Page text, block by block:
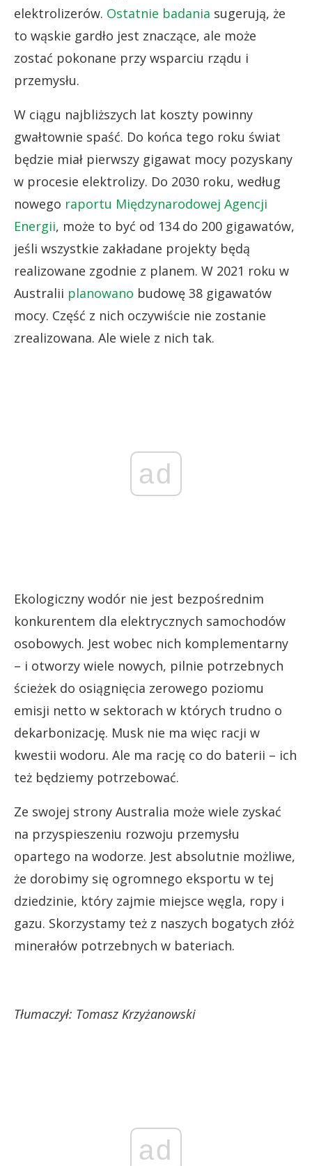
elektrolizerów. Ostatnie badania sugerują, że
to wąskie gardło jest znaczące, ale może
zostać pokonane przy wsparciu rządu i
przemysłu.
W ciągu najbliższych lat koszty powinny
gwałtownie spaść. Do końca tego roku świat
będzie miał pierwszy gigawat mocy pozyskany
w procesie elektrolizy. Do 2030 roku, według
nowego raportu Międzynarodowej Agencji
Energii, może to być od 134 do 200 gigawatów,
jeśli wszystkie zakładane projekty będą
realizowane zgodnie z planem. W 2021 roku w
Australii planowano budowę 38 gigawatów
mocy. Część z nich oczywiście nie zostanie
zrealizowana. Ale wiele z nich tak.
ad
Ekologiczny wodór nie jest bezpośrednim
konkurentem dla elektrycznych samochodów
osobowych. Jest wobec nich komplementarny
– i otworzy wiele nowych, pilnie potrzebnych
ścieżek do osiągnięcia zerowego poziomu
emisji netto w sektorach w których trudno o
dekarbonizację. Musk nie ma więc racji w
kwestii wodoru. Ale ma rację co do baterii – ich
też będziemy potrzebować.
Ze swojej strony Australia może wiele zyskać
na przyspieszeniu rozwoju przemysłu
opartego na wodorze. Jest absolutnie możliwe,
że dorobimy się ogromnego eksportu w tej
dziedzinie, który zajmie miejsce węgla, ropy i
gazu. Skorzystamy też z naszych bogatych złóż
minerałów potrzebnych w bateriach.
Tłumaczył: Tomasz Krzyżanowski
ad